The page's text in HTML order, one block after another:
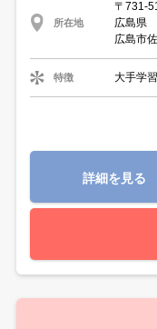
所在地
〒731-
広島県
広島市
特徴 大手学
詳細を見る